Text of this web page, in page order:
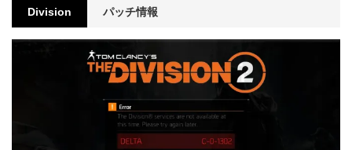
Division パッチ情報